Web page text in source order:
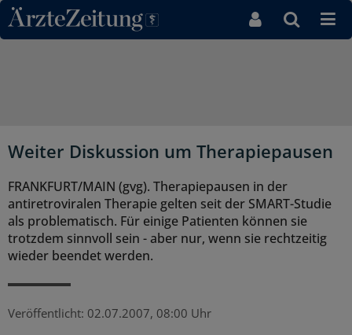
Direkt zum Inhaltsbereich
Weiter Diskussion um Therapiepausen
FRANKFURT/MAIN (gvg). Therapiepausen in der
antiretroviralen Therapie gelten seit der SMART-Studie
als problematisch. Für einige Patienten können sie
trotzdem sinnvoll sein - aber nur, wenn sie rechtzeitig
wieder beendet werden.
Veröffentlicht: 02.07.2007, 08:00 Uhr